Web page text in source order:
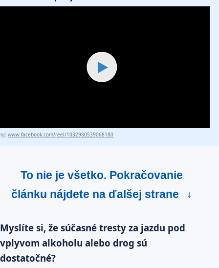
▶
www.facebook.com/reel/1032980539068180
To nie je všetko. Pokračovanie
článku nájdete na ďalšej strane
↓
Myslíte si, že súčasné tresty za jazdu pod
vplyvom alkoholu alebo drog sú
dostatočné?